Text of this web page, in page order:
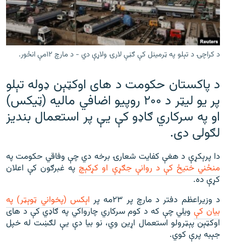
۱۴ ساعته راډیويي خپرونې
Gandhara
موږ وڅارئ
د ازادې اروپا راډیو ټولې ووبپاڼې
د کراچۍ د تېلو په ټرمینل کې ګڼې لارۍ ولاړې دي - د مارچ ۱۲مې انځور.
د پاکستان حکومت د های اوکټېن ډوله تېلو
پر یو لیټر د ۲۰۰ روپیو اضافي مالیه (ټیکس)
او په سرکاري ګاډو کې یې پر استعمال بنديز
لګولی دی.
دا پرېکړې د هغې کفایت شعارۍ برخه دي چې وفاقي حکومت په
منځني ختیځ کې د روانې جګړې او کړکېچپه غبرګون کې اعلان
کړې ده.
د وزیراعظم دفتر د مارچ پر ۲۳مه پر
اېکس (پخواني ټوېټر) په
بیان کېویلي چې که د کوم سرکاري چارواکي په ګاډي کې د های
اوکټېن پېټرولو استعمال اړین وي، نو بیا دې یې لګښت له خپل
جېبه پرې کوي.